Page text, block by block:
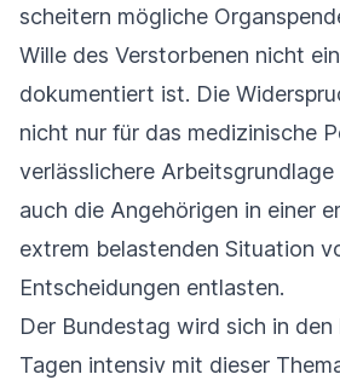
scheitern mögliche
Wille des Verstorbenen nicht
dokumentiert ist. Die
nicht nur für das medizinische
verlässlichere
auch die Angehörigen in einer
extrem belastenden Situation
Entscheidungen entlasten.
Der Bundestag wird sich in den
Tagen intensiv mit dieser